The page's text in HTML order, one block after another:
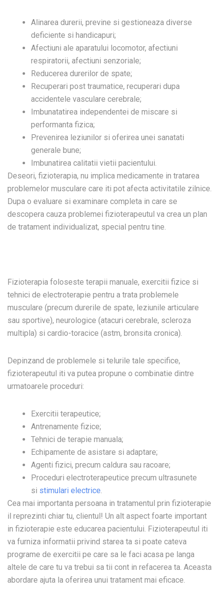
Alinarea durerii, previne si gestioneaza diverse
deficiente si handicapuri;
Afectiuni ale aparatului locomotor, afectiuni
respiratorii, afectiuni senzoriale;
Reducerea durerilor de spate;
Recuperari post traumatice, recuperari dupa
accidentele vasculare cerebrale;
Imbunatatirea independentei de miscare si
performanta fizica;
Prevenirea leziunilor si oferirea unei sanatati
generale bune;
Imbunatirea calitatii vietii pacientului.
Deseori, fizioterapia, nu implica medicamente in tratarea
problemelor musculare care iti pot afecta activitatile zilnice.
Dupa o evaluare si examinare completa in care se
descopera cauza problemei fizioterapeutul va crea un plan
de tratament individualizat, special pentru tine.
Fizioterapia foloseste terapii manuale, exercitii fizice si
tehnici de electroterapie pentru a trata problemele
musculare (precum durerile de spate, leziunile articulare
sau sportive), neurologice (atacuri cerebrale, scleroza
multipla) si cardio-toracice (astm, bronsita cronica).
Depinzand de problemele si telurile tale specifice,
fizioterapeutul iti va putea propune o combinatie dintre
urmatoarele proceduri:
Exercitii terapeutice;
Antrenamente fizice;
Tehnici de terapie manuala;
Echipamente de asistare si adaptare;
Agenti fizici, precum caldura sau racoare;
Proceduri electroterapeutice precum ultrasunete
si stimulari electrice.
Cea mai importanta persoana in tratamentul prin fizioterapie
il reprezinti chiar tu, clientul! Un alt aspect foarte important
in fizioterapie este educarea pacientului. Fizioterapeutul iti
va furniza informatii privind starea ta si poate cateva
programe de exercitii pe care sa le faci acasa pe langa
altele de care tu va trebui sa tii cont in refacerea ta. Aceasta
abordare ajuta la oferirea unui tratament mai eficace.